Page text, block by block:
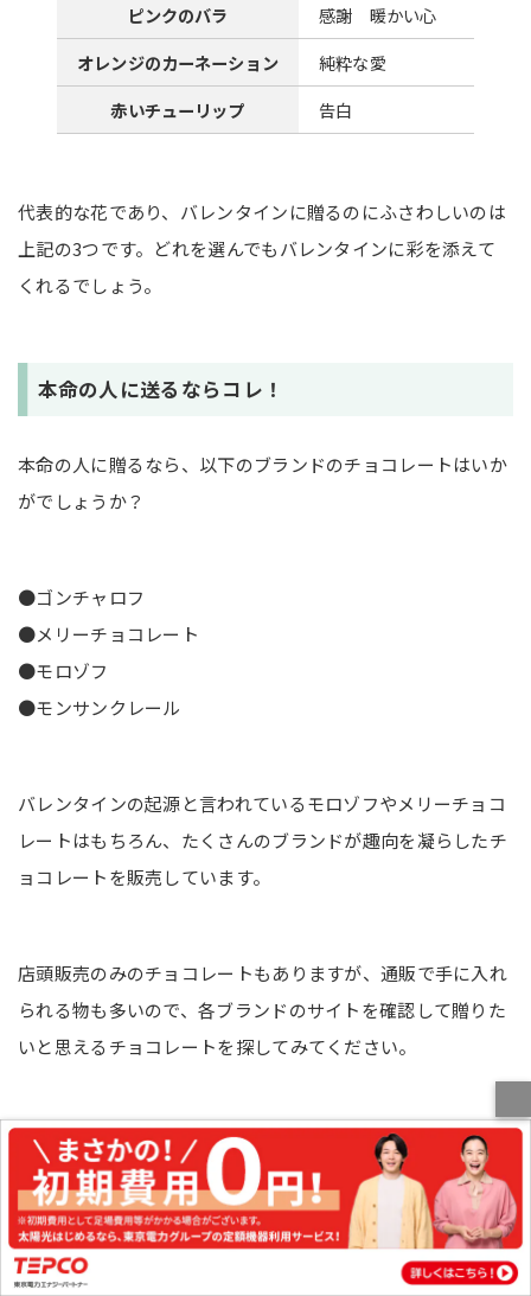
ピンクのバラ
感謝 暖かい心
オレンジのカーネーション
純粋な愛
赤いチューリップ
告白
代表的な花であり、バレンタインに贈るのにふさわしいのは
上記の3つです。どれを選んでもバレンタインに彩を添えて
くれるでしょう。
本命の人に送るならコレ！
本命の人に贈るなら、以下のブランドのチョコレートはいか
がでしょうか？
●ゴンチャロフ
●メリーチョコレート
●モロゾフ
●モンサンクレール
バレンタインの起源と言われているモロゾフやメリーチョコ
レートはもちろん、たくさんのブランドが趣向を凝らしたチ
ョコレートを販売しています。
店頭販売のみのチョコレートもありますが、通販で手に入れ
られる物も多いので、各ブランドのサイトを確認して贈りた
いと思えるチョコレートを探してみてください。
バレンタインのルーツを知って楽しいバレン
タインデーを過ごそう